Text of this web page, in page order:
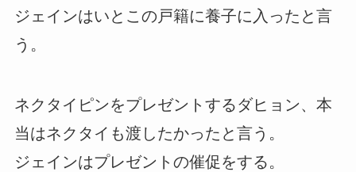
ジェインはいとこの戸籍に養子に入ったと言
う。
ネクタイピンをプレゼントするダヒョン、本
当はネクタイも渡したかったと言う。
ジェインはプレゼントの催促をする。